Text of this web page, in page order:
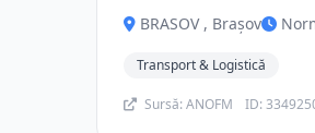
BRASOV , Brașov
Transport & Logistică
Sursă: ANOFM ID: